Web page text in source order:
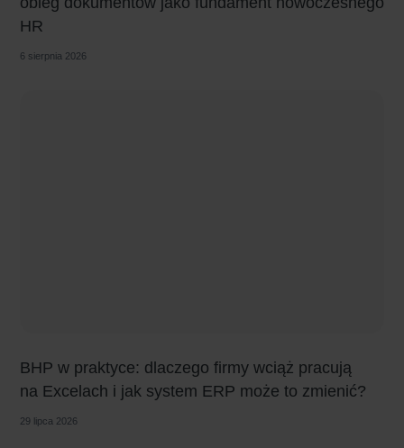
HR
6 sierpnia 2026
BHP w praktyce: dlaczego firmy wciąż pracują
na Excelach i jak system ERP może to zmienić?
29 lipca 2026